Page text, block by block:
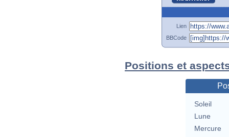
Lien
BBCode
Positions et
Soleil
Lune
Mercure